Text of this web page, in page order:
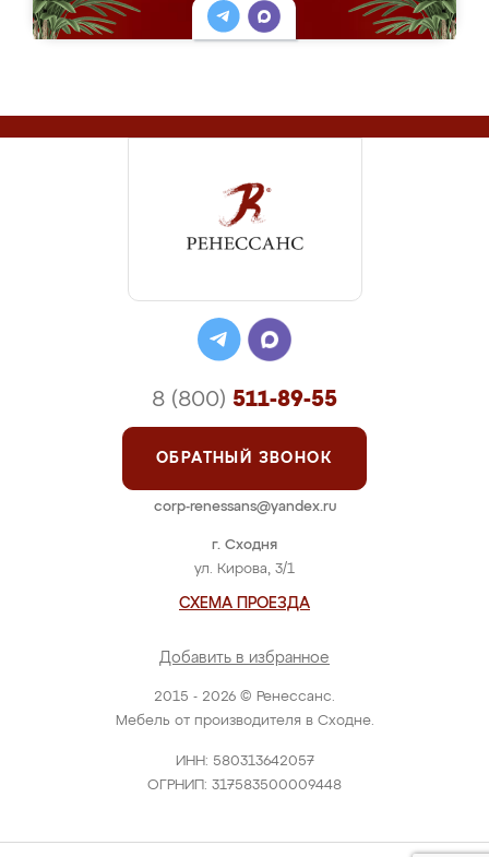
2015 - 2026 © Ренессанс.
Мебель от производителя в Сходне.
ИНН: 580313642057
ОГРНИП: 317583500009448
г. Сходня
ул. Кирова, 3/1
СХЕМА ПРОЕЗДА
Добавить в избранное
8 (800) 511-89-55
ОБРАТНЫЙ ЗВОНОК
corp-renessans@yandex.ru